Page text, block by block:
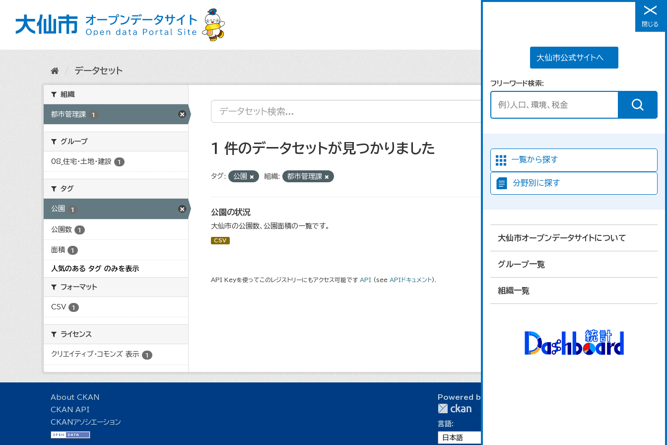
メニュー
大仙市公式サイトへ
フリーワード検索
一覧から探す
分野別に探す
大仙市オープンデータサイトについて
グループ一覧
組織一覧
閉じる
データセット
組織
都市管理課 1
グループ
08_住宅・土地・建設 1
タグ
公園 1
公園数 1
面積 1
人気のある タグ のみを表示
フォーマット
CSV 1
ライセンス
クリエイティブ・コモンズ 表示 1
1 件のデータセットが見つかりました
タグ: 公園 組織: 都市管理課
公園の状況
大仙市の公園数、公園面積の一覧です。
CSV
API Keyを使ってこのレジストリーにもアクセス可能です API (see APIドキュメント).
About CKAN
CKAN API
CKANアソシエーション
Powered by
言語